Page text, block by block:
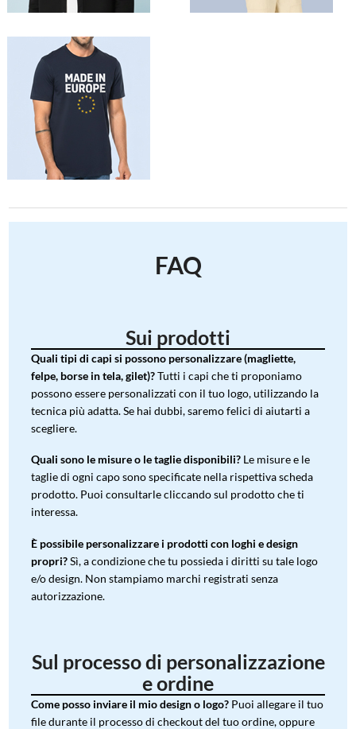
FAQ
Sui prodotti
Quali tipi di capi si possono personalizzare (magliette,
felpe, borse in tela, gilet)?Tutti i capi che ti proponiamo
possono essere personalizzati con il tuo logo, utilizzando la
tecnica più adatta. Se hai dubbi, saremo felici di aiutarti a
scegliere.
Quali sono le misure o le taglie disponibili? Le misure e le
taglie di ogni capo sono specificate nella rispettiva scheda
prodotto. Puoi consultarle cliccando sul prodotto che ti
interessa.
È possibile personalizzare i prodotti con loghi e design
propri?Sì, a condizione che tu possieda i diritti su tale logo
e/o design. Non stampiamo marchi registrati senza
autorizzazione.
Sul processo di personalizzazione
e ordine
Come posso inviare il mio design o logo? Puoi allegare il tuo
file durante il processo di checkout del tuo ordine, oppure